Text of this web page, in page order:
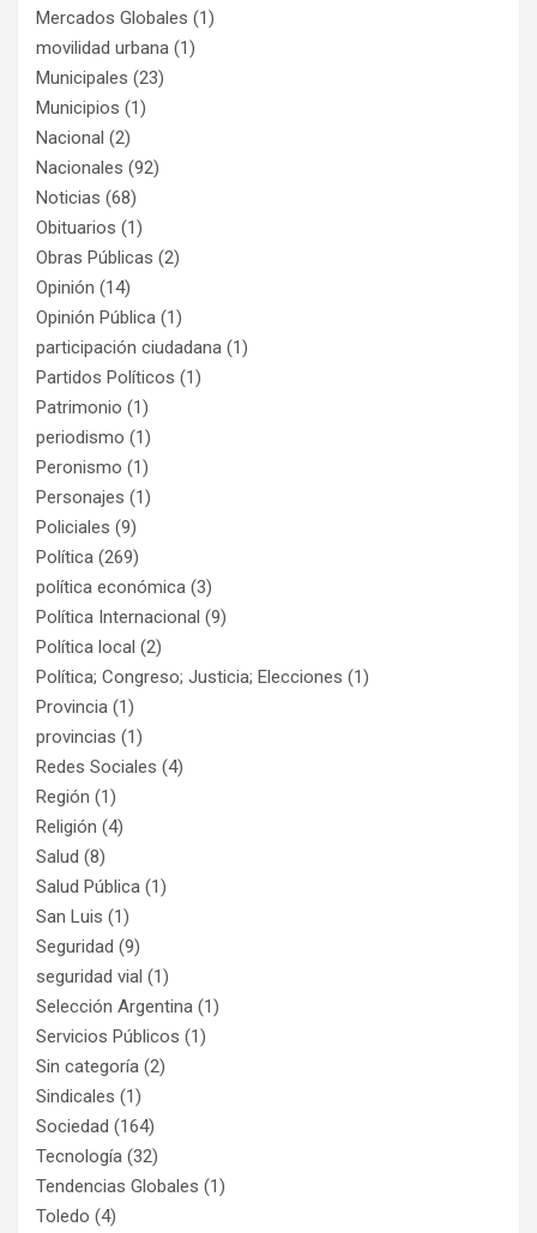
Mercados Globales (1)
movilidad urbana (1)
Municipales (23)
Municipios (1)
Nacional (2)
Nacionales (92)
Noticias (68)
Obituarios (1)
Obras Públicas (2)
Opinión (14)
Opinión Pública (1)
participación ciudadana (1)
Partidos Políticos (1)
Patrimonio (1)
periodismo (1)
Peronismo (1)
Personajes (1)
Policiales (9)
Política (269)
política económica (3)
Política Internacional (9)
Política local (2)
Política; Congreso; Justicia; Elecciones (1)
Provincia (1)
provincias (1)
Redes Sociales (4)
Región (1)
Religión (4)
Salud (8)
Salud Pública (1)
San Luis (1)
Seguridad (9)
seguridad vial (1)
Selección Argentina (1)
Servicios Públicos (1)
Sin categoría (2)
Sindicales (1)
Sociedad (164)
Tecnología (32)
Tendencias Globales (1)
Toledo (4)